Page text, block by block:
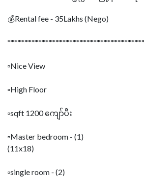
💰Rental fee - 35Lakhs (Nego)
▫️Nice View
▫️High Floor
▫️sqft 1200 ကျော်ပီး
▫️Master bedroom - (1)
(11x18)
▫️single room - (2)